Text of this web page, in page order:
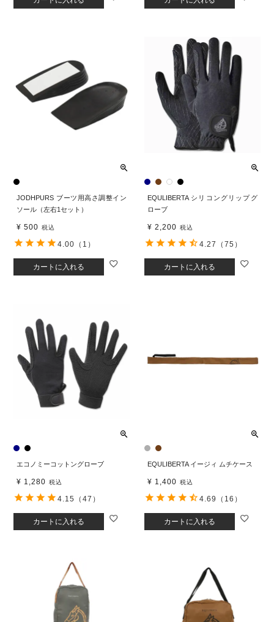
JODHPURS ブーツ用高さ調整イン
ソール（左右1セット）
¥ 500 税込
カートに入れる
4.00 （1）
EQULIBERTA シリコングリップグ
ローブ
¥ 2,200 税込
カートに入れる
4.27 （75）
エコノミーコットングローブ
¥ 1,280 税込
カートに入れる
4.15 （47）
EQULIBERTA イージィ ムチケース
¥ 1,400 税込
カートに入れる
4.69 （16）